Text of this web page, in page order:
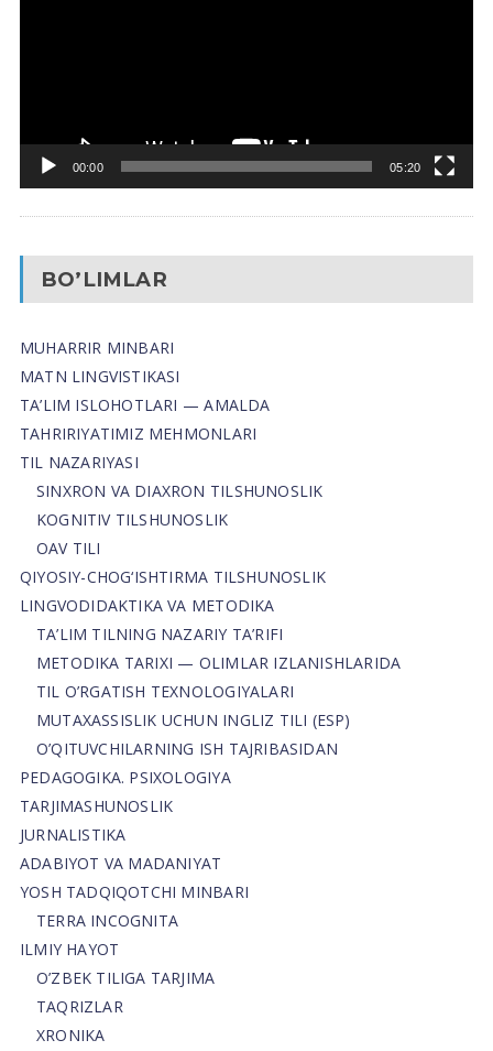
00:00 05:20
BO’LIMLAR
MUHARRIR MINBARI
MATN LINGVISTIKASI
TA’LIM ISLOHOTLARI — AMALDA
TAHRIRIYATIMIZ MEHMONLARI
TIL NAZARIYASI
SINXRON VA DIAXRON TILSHUNOSLIK
KOGNITIV TILSHUNOSLIK
OAV TILI
QIYOSIY-CHOG‘ISHTIRMA TILSHUNOSLIK
LINGVODIDAKTIKA VA METODIKA
TA’LIM TILNING NAZARIY TA’RIFI
METODIKA TARIXI — OLIMLAR IZLANISHLARIDA
TIL O’RGATISH TEXNOLOGIYALARI
MUTAXASSISLIK UCHUN INGLIZ TILI (ESP)
O’QITUVCHILARNING ISH TAJRIBASIDAN
PEDAGOGIKA. PSIXOLOGIYA
TARJIMASHUNOSLIK
JURNALISTIKA
ADABIYOT VA MADANIYAT
YOSH TADQIQOTCHI MINBARI
TERRA INCOGNITA
ILMIY HAYOT
O’ZBEK TILIGA TARJIMA
TAQRIZLAR
XRONIKA